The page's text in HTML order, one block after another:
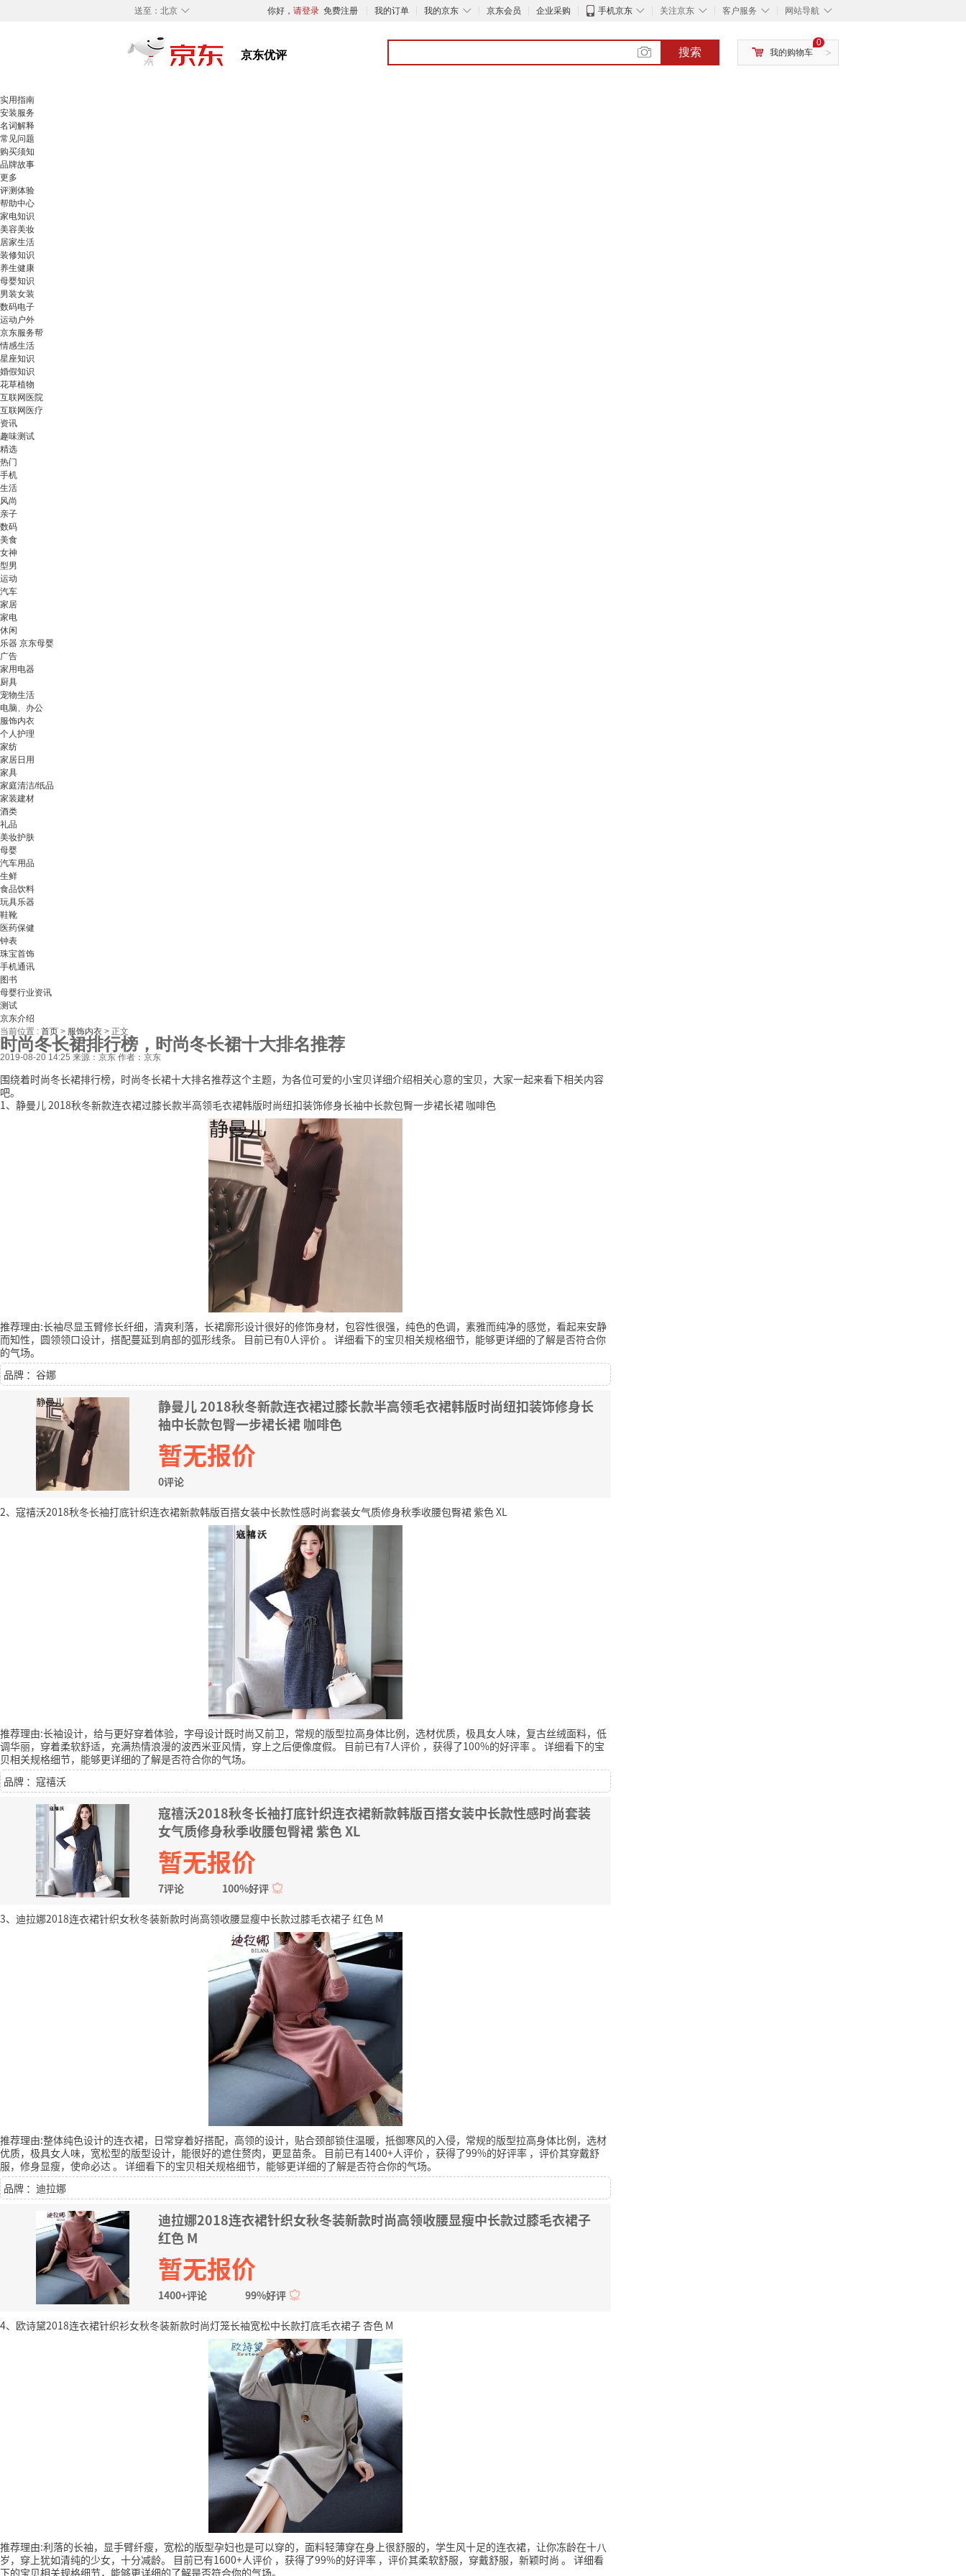
◇
送至： 北京 你好， 请登录 免费注册 我的订单 ◇
我的京东 京东会员 企业采购 ◇
手机京东 ◇
关注京东 ◇
客户服务 ◇
网站导航
搜索 >
0
我的购物车
实用指南
安装服务
名词解释
常见问题
购买须知
品牌故事
更多
评测体验
帮助中心
家电知识
美容美妆
居家生活
装修知识
养生健康
母婴知识
男装女装
数码电子
运动户外
京东服务帮
情感生活
星座知识
婚假知识
花草植物
互联网医院
互联网医疗
资讯
趣味测试
精选
热门
手机
生活
风尚
亲子
数码
美食
女神
型男
运动
汽车
家居
家电
休闲
乐器 京东母婴
广告
家用电器
厨具
宠物生活
电脑、办公
服饰内衣
个人护理
家纺
家居日用
家具
家庭清洁/纸品
家装建材
酒类
礼品
美妆护肤
母婴
汽车用品
生鲜
食品饮料
玩具乐器
鞋靴
医药保健
钟表
珠宝首饰
手机通讯
图书
母婴行业资讯
测试
京东介绍
当前位置 : 首页 > 服饰内衣 > 正文
时尚冬长裙排行榜，时尚冬长裙十大排名推荐
2019-08-20 14:25 来源：京东 作者：京东
围绕着时尚冬长裙排行榜，时尚冬长裙十大排名推荐这个主题，为各位可爱的小宝贝详细介绍相关心意的宝贝，大家一起来看下相关内容
吧。
1、静曼儿 2018秋冬新款连衣裙过膝长款半高领毛衣裙韩版时尚纽扣装饰修身长袖中长款包臀一步裙长裙 咖啡色
推荐理由:长袖尽显玉臂修长纤细，清爽利落，长裙廓形设计很好的修饰身材，包容性很强，纯色的色调，素雅而纯净的感觉，看起来安静
而知性，圆领领口设计，搭配蔓延到肩部的弧形线条。
目前已有0人评价。 详细看下的宝贝相关规格细节，能够更详细的了解是否符合你
的气场。
品牌 ：谷娜
静曼儿 2018秋冬新款连衣裙过膝长款半高领毛衣裙韩版时尚纽扣装饰修身长
袖中长款包臀一步裙长裙 咖啡色
暂无报价
0评论
2、寇禧沃2018秋冬长袖打底针织连衣裙新款韩版百搭女装中长款性感时尚套装女气质修身秋季收腰包臀裙 紫色 XL
推荐理由:长袖设计，给与更好穿着体验，字母设计既时尚又前卫，常规的版型拉高身体比例，选材优质，极具女人味，复古丝绒面料，低
调华丽，穿着柔软舒适，充满热情浪漫的波西米亚风情，穿上之后便像度假。
目前已有7人评价 ，获得了100%的好评率。 详细看下的宝
贝相关规格细节，能够更详细的了解是否符合你的气场。
品牌 ：寇禧沃
寇禧沃2018秋冬长袖打底针织连衣裙新款韩版百搭女装中长款性感时尚套装
女气质修身秋季收腰包臀裙 紫色 XL
暂无报价
7评论 100%好评
3、迪拉娜2018连衣裙针织女秋冬装新款时尚高领收腰显瘦中长款过膝毛衣裙子 红色 M
推荐理由:整体纯色设计的连衣裙，日常穿着好搭配，高领的设计，贴合颈部锁住温暖，抵御寒风的入侵，常规的版型拉高身体比例，选材
优质，极具女人味，宽松型的版型设计，能很好的遮住赘肉，更显苗条。
目前已有1400+人评价 ，获得了99%的好评率 ，评价其穿戴舒
服，修身显瘦，使命必达。 详细看下的宝贝相关规格细节，能够更详细的了解是否符合你的气场。
品牌 ：迪拉娜
迪拉娜2018连衣裙针织女秋冬装新款时尚高领收腰显瘦中长款过膝毛衣裙子
红色 M
暂无报价
1400+评论 99%好评
4、欧诗黛2018连衣裙针织衫女秋冬装新款时尚灯笼长袖宽松中长款打底毛衣裙子 杏色 M
推荐理由:利落的长袖，显手臂纤瘦，宽松的版型孕妇也是可以穿的，面料轻薄穿在身上很舒服的，学生风十足的连衣裙，让你冻龄在十八
岁，穿上犹如清纯的少女，十分减龄。
目前已有1600+人评价 ，获得了99%的好评率 ，评价其柔软舒服，穿戴舒服，新颖时尚 。 详细看
下的宝贝相关规格细节，能够更详细的了解是否符合你的气场。